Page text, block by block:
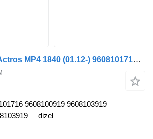
Mercedes-Benz Actros MP4 1840 (01.12-) 9608101716 bočni retrovizor za Mercedes-Benz Actros MP4 Antos Arocs (2012-) tegljača
9608100919 9608103919
dizel